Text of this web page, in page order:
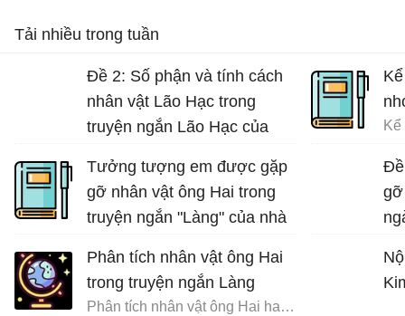
Tải nhiều trong tuần
Đề 2: Số phận và tính cách
nhân vật Lão Hạc trong
truyện ngắn Lão Hạc của
Tưởng tượng em được gặp
gỡ nhân vật ông Hai trong
truyện ngắn "Làng" của nhà
cùng ông về những ngày
tháng đi tản cư
Phân tích nhân vật ông Hai
trong truyện ngắn Làng
Phân tích nhân vật ông Hai hay nhất
Đề
gỡ